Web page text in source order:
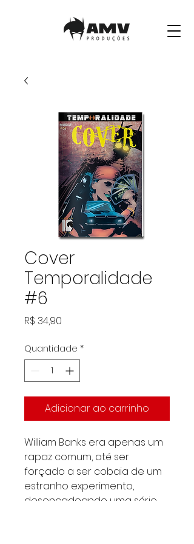
Cover
Temporalidade
#6
R$ 34,90
Quantidade *
Adicionar ao carrinho
William Banks era apenas um
rapaz comum, até ser
forçado a ser cobaia de um
estranho experimento,
desencadeando uma série